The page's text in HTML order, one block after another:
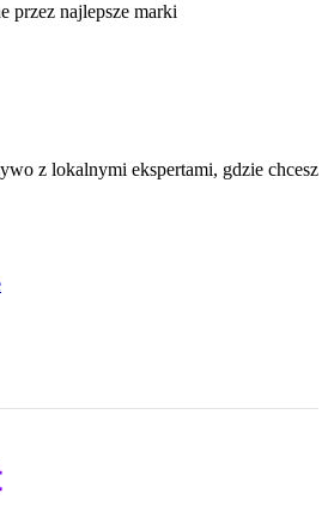
przez najlepsze marki
z lokalnymi ekspertami, gdzie chcesz